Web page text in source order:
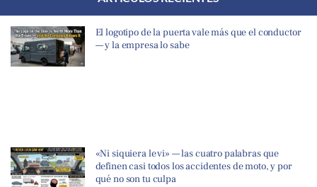
El logotipo de la puerta vale más que el conductor
— y la empresa lo sabe
«Ni siquiera le vi» — las cuatro palabras que
definen casi todos los accidentes de moto, y por
qué no son tu culpa